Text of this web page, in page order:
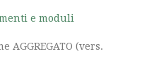
e moduli
AGGREGATO (vers.